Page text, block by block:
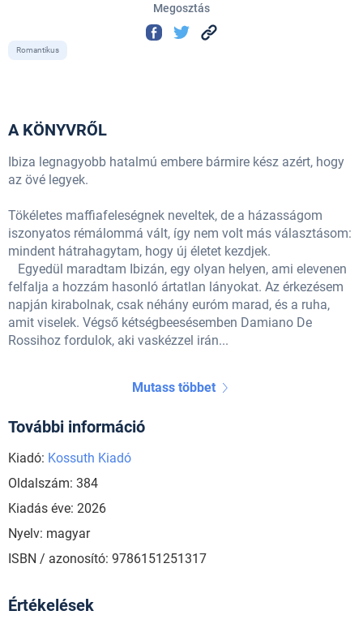
Megosztás
Romantikus
A KÖNYVRŐL
Ibiza legnagyobb hatalmú embere bármire kész azért, hogy
az övé legyek.
Tökéletes maffiafeleségnek neveltek, de a házasságom
iszonyatos rémálommá vált, így nem volt más választásom:
mindent hátrahagytam, hogy új életet kezdjek.
Egyedül maradtam Ibizán, egy olyan helyen, ami elevenen
felfalja a hozzám hasonló ártatlan lányokat. Az érkezésem
napján kirabolnak, csak néhány euróm marad, és a ruha,
amit viselek. Végső kétségbeesésemben Damiano De
Rossihoz fordulok, aki vaskézzel irán...
Mutass többet
További információ
Kiadó: Kossuth Kiadó
Oldalszám: 384
Kiadás éve: 2026
Nyelv: magyar
ISBN / azonosító: 9786151251317
Értékelések